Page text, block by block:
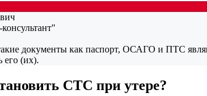
документы как паспорт, ОСАГО и ПТС
его (их).
СТС при утере?